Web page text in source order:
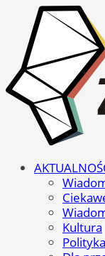
Kultura
Polityka